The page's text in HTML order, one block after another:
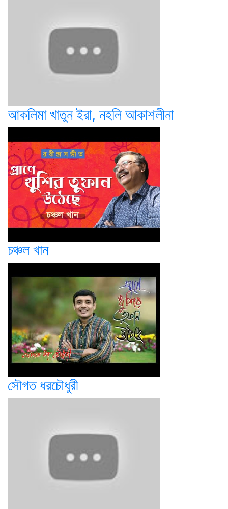
আকলিমা খাতুন ইরা, নহলি আকাশলীনা
চঞ্চল খান
সৌগত ধরচৌধুরী